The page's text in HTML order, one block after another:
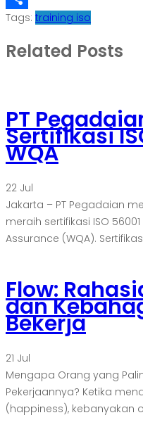
Share
Tags: training iso
Related Posts
PT
Sertifikasi
WQA
22 Jul
Jakarta – PT Pegadaian
meraih sertifikasi ISO
Assurance (WQA).
Flow:
dan
Bekerja
21 Jul
Mengapa Orang yang
Pekerjaannya? Ketika
(happiness), kebanyakan